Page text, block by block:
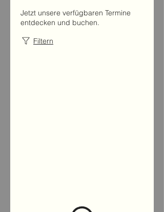
Jetzt unsere verfügbaren Termine
entdecken und buchen.
Filtern